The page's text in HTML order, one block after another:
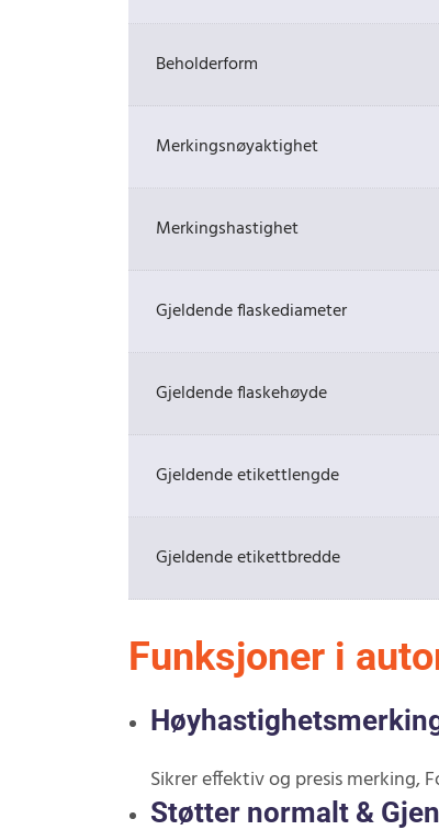
Beholderform
Merkingsnøyaktighet
Merkingshastighet
Gjeldende flaskediameter
Gjeldende flaskehøyde
Gjeldende etikettlengde
Gjeldende etikettbredde
Funksjoner i
Sikrer effektiv og presis merking,
Støtter normalt &